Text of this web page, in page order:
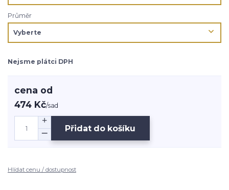
Průměr
Nejsme plátci DPH
cena od
474 Kč/sad
Přidat do košíku
Hlídat cenu / dostupnost